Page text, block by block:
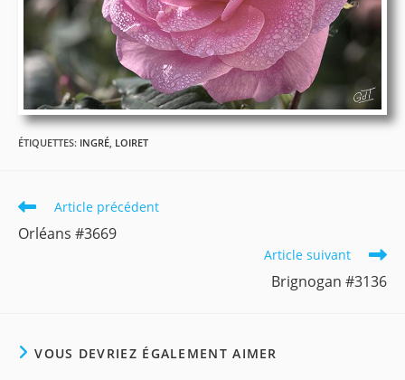
ÉTIQUETTES: INGRÉ, LOIRET
Read
more
articles
Article précédent
Orléans #3669
Article suivant
Brignogan #3136
VOUS DEVRIEZ ÉGALEMENT AIMER